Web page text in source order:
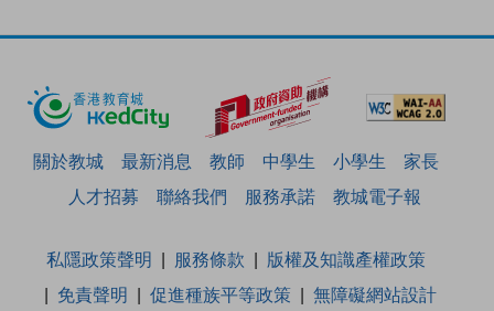
關於教城 最新消息 教師 中學生 小學生
家長
人才招募
聯絡我們 服務承諾 教城電子報
私隱政策聲明 服務條款
版權及知識產權政策
免責聲明
促進種族平等政策 無障礙網站設計